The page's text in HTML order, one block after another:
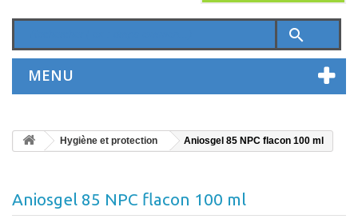
search
MENU
Hygiène et protection Aniosgel 85 NPC flacon 100 ml
Aniosgel 85 NPC flacon 100 ml